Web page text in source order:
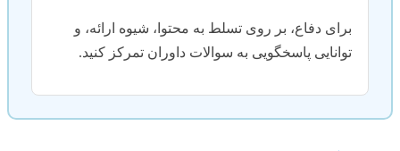
برای دفاع، بر روی تسلط به محتوا، شیوه ارائه، و
توانایی پاسخگویی به سوالات داوران تمرکز کنید.